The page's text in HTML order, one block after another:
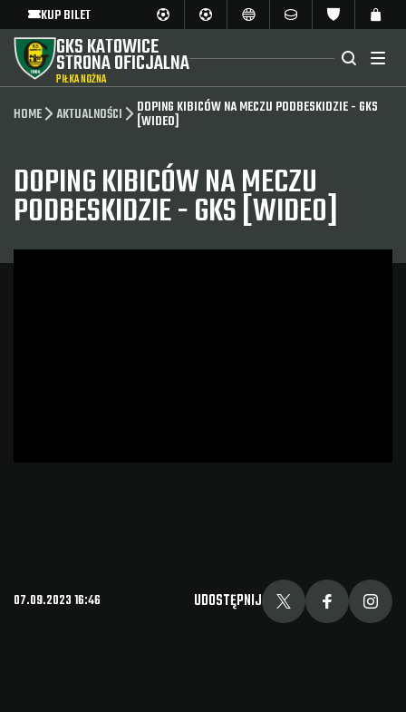
KUP BILET
GKS KATOWICE
STRONA OFICJALNA
PIŁKA NOŻNA
HOME AKTUALNOŚCI DOPING KIBICÓW NA MECZU PODBESKIDZIE - GKS
[WIDEO]
DOPING KIBICÓW NA MECZU
PODBESKIDZIE - GKS [WIDEO]
07.09.2023 16:46 UDOSTĘPNIJ